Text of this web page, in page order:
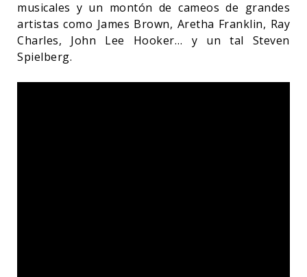
musicales y un montón de cameos de grandes
artistas como James Brown, Aretha Franklin, Ray
Charles, John Lee Hooker… y un tal Steven
Spielberg.